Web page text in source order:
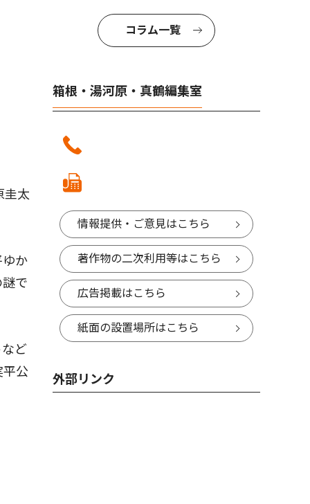
圭太
か
で
ど
平公
コラム一覧
箱根・湯河原・真鶴編集室
情報提供・ご意見はこちら
著作物の二次利用等はこちら
広告掲載はこちら
紙面の設置場所はこちら
外部リンク